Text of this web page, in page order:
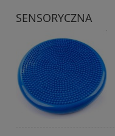
SENSORYCZNA